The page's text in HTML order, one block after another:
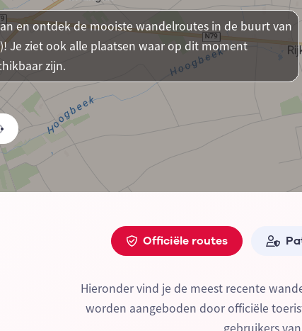
en ontdek de mooiste wandelroutes in de buurt van
Je ziet ook alle plaatsen waar op dit moment
zijn.
Officiële routes
Hieronder vind je de meest recente
worden aangeboden door officiële